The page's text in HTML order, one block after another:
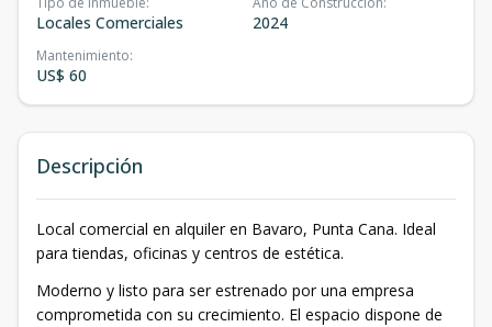
Locales Comerciales 2024
Mantenimiento:
US$ 60
Descripción
Local comercial en alquiler en Bavaro, Punta Cana. Ideal
para tiendas, oficinas y centros de estética.
Moderno y listo para ser estrenado por una empresa
comprometida con su crecimiento. El espacio dispone de